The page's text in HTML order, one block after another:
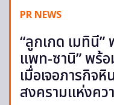
PR NEWS
“ลูกเกด เมทินี”
แพท-ซานิ” พร้
เมื่อเจอภารกิจ
สงครามแห่งคว